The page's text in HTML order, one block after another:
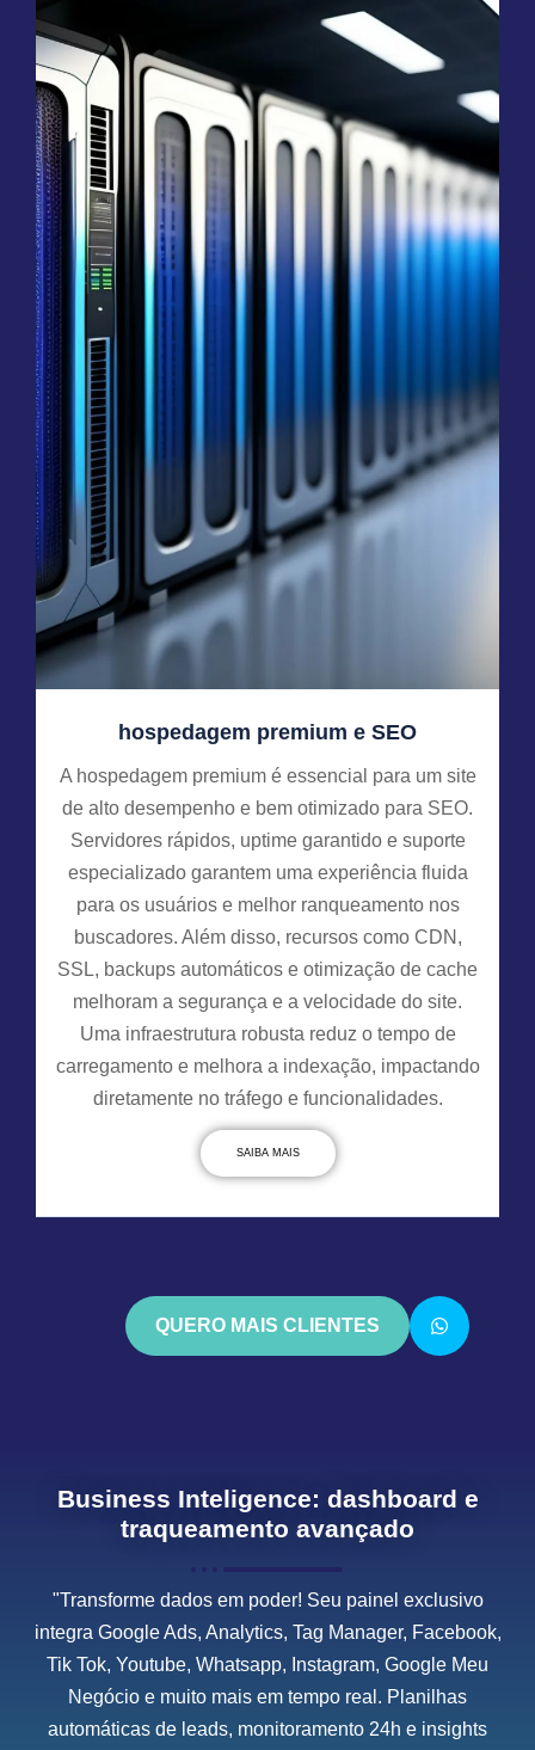
hospedagem premium e SEO
A hospedagem premium é essencial para um site
de alto desempenho e bem otimizado para SEO.
Servidores rápidos, uptime garantido e suporte
especializado garantem uma experiência fluida
para os usuários e melhor ranqueamento nos
buscadores. Além disso, recursos como CDN,
SSL, backups automáticos e otimização de cache
melhoram a segurança e a velocidade do site.
Uma infraestrutura robusta reduz o tempo de
carregamento e melhora a indexação, impactando
diretamente no tráfego e funcionalidades.
SAIBA MAIS
QUERO MAIS CLIENTES
Business Inteligence: dashboard e
traqueamento avançado
"Transforme dados em poder! Seu painel exclusivo
integra Google Ads, Analytics, Tag Manager, Facebook,
Tik Tok, Youtube, Whatsapp, Instagram, Google Meu
Negócio e muito mais em tempo real. Planilhas
automáticas de leads, monitoramento 24h e insights